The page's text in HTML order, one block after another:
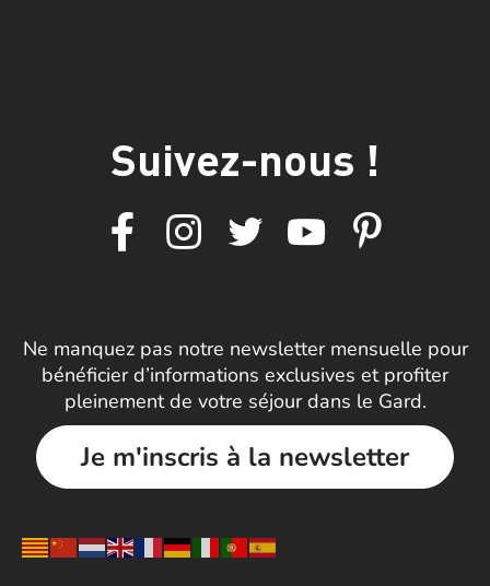
Suivez-nous !
Ne manquez pas notre newsletter mensuelle pour
bénéficier d’informations exclusives et profiter
pleinement de votre séjour dans le Gard.
Je m'inscris à la newsletter